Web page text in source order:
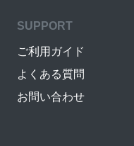
SUPPORT
ご利用ガイド
よくある質問
お問い合わせ